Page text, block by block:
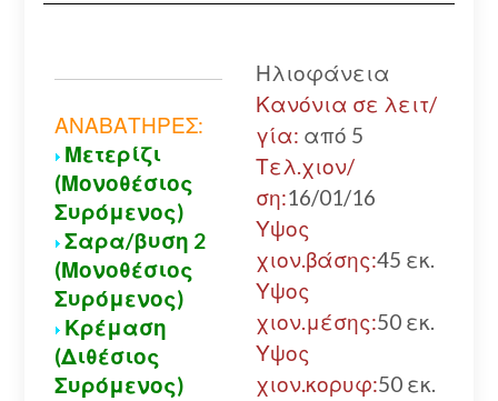
ΑΝΑΒΑΤΗΡΕΣ:
Μετερίζι
(Μονοθέσιος
Συρόμενος)
Σαρα/βυση 2
(Μονοθέσιος
Συρόμενος)
Κρέμαση
(Διθέσιος
Συρόμενος)
Ηλιοφάνεια
Κανόνια σε λειτ/
γία: από 5
Τελ.χιον/
ση:16/01/16
Υψος
χιον.βάσης:45 εκ.
Υψος
χιον.μέσης:50 εκ.
Υψος
χιον.κορυφ:50 εκ.